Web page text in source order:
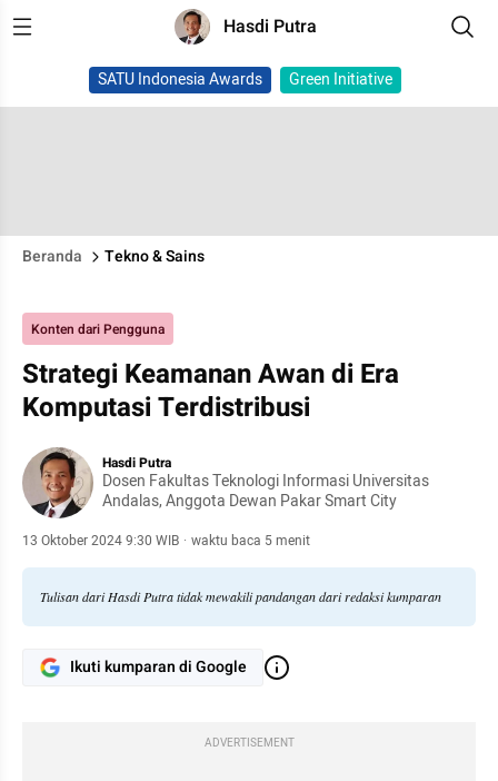
Hasdi Putra
SATU Indonesia Awards Green Initiative
Beranda Tekno & Sains
Konten dari Pengguna
Strategi Keamanan Awan di Era
Komputasi Terdistribusi
Hasdi Putra
Dosen Fakultas Teknologi Informasi Universitas
Andalas, Anggota Dewan Pakar Smart City
13 Oktober 2024 9:30 WIB · waktu baca 5 menit
Tulisan dari Hasdi Putra tidak mewakili pandangan dari redaksi kumparan
Ikuti kumparan di Google
ADVERTISEMENT